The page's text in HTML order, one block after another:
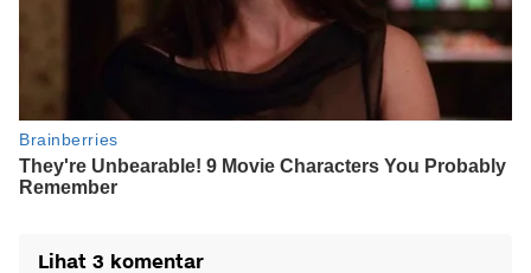
Lihat 3 komentar